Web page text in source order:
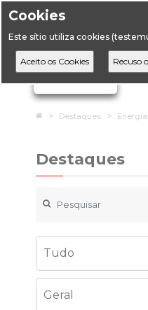
Cookies
Este sítio utiliza cookies
Ignorar links de navegação
HomeDestaques Energia
Destaques
Tudo
Geral